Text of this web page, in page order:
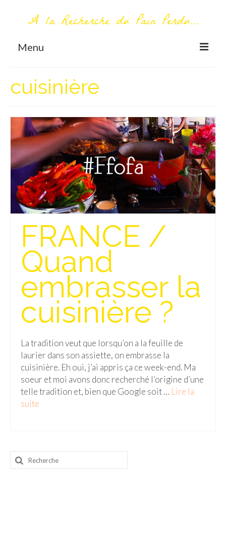
A la Recherche du Pain Perdu...
Menu
Première visite – A propos
Me contacter
AUTOUR DU MONDE
AFRIQUE
La Réunion
AMERIQUE DU SUD
Isla del Sol
Lac Titicaca
Salar d’Uyuni
Sucre
Chili
Paraguay
Pérou
Lac Titicaca
Beijing
cuisinière
FRANCE /
Quand
embrasser la
cuisinière ?
La tradition veut que lorsqu’on a la feuille de
laurier dans son assiette, on embrasse la
cuisinière. Eh oui, j’ai appris ça ce week-end. Ma
soeur et moi avons donc recherché l’origine d’une
telle tradition et, bien que Google soit … Lire la
suite­­
Rechercher
: